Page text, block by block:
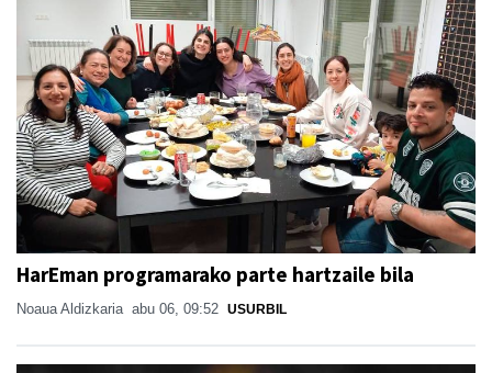
HarEman programarako parte hartzaile bila
Noaua Aldizkaria abu 06, 09:52 USURBIL